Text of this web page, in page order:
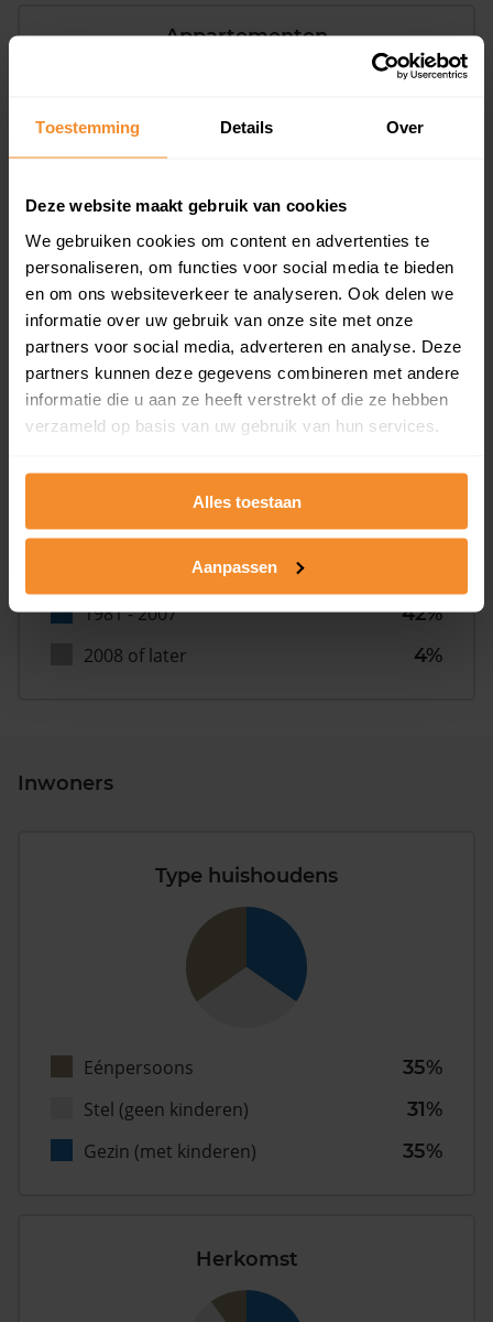
Toestemming Details Over
Deze website maakt gebruik van cookies
We gebruiken cookies om content en advertenties te
personaliseren, om functies voor social media te bieden
en om ons websiteverkeer te analyseren. Ook delen we
informatie over uw gebruik van onze site met onze
partners voor social media, adverteren en analyse. Deze
partners kunnen deze gegevens combineren met andere
informatie die u aan ze heeft verstrekt of die ze hebben
verzameld op basis van uw gebruik van hun services.
Alles toestaan
Aanpassen
Appartementen
aandeel van totale woningen
Bouwjaar
T/m 1945
11%
1981 - 2007
42%
2008 of later
4%
Inwoners
Type huishoudens
Eénpersoons
35%
Stel (geen kinderen)
31%
Gezin (met kinderen)
35%
Herkomst